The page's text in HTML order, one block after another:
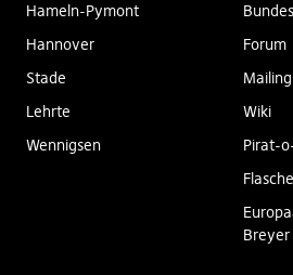
Hameln-Pymont
Hannover
Stade
Lehrte
Wennigsen
Forum
Wiki
Pirat-
Breyer